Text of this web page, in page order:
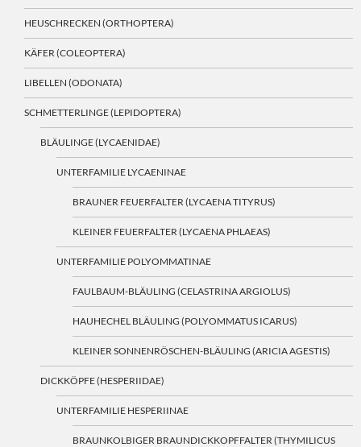
HEUSCHRECKEN (ORTHOPTERA)
KÄFER (COLEOPTERA)
LIBELLEN (ODONATA)
SCHMETTERLINGE (LEPIDOPTERA)
BLÄULINGE (LYCAENIDAE)
UNTERFAMILIE LYCAENINAE
BRAUNER FEUERFALTER (LYCAENA TITYRUS)
KLEINER FEUERFALTER (LYCAENA PHLAEAS)
UNTERFAMILIE POLYOMMATINAE
FAULBAUM-BLÄULING (CELASTRINA ARGIOLUS)
HAUHECHEL BLÄULING (POLYOMMATUS ICARUS)
KLEINER SONNENRÖSCHEN-BLÄULING (ARICIA AGESTIS)
DICKKÖPFE (HESPERIIDAE)
UNTERFAMILIE HESPERIINAE
BRAUNKOLBIGER BRAUNDICKKOPFFALTER (THYMILICUS